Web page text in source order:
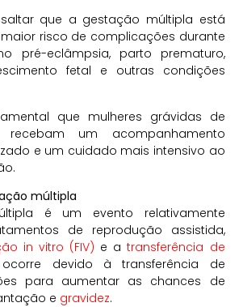
que a gestação múltipla está
risco de complicações durante
pré-eclâmpsia, parto prematuro,
fetal e outras condições
que mulheres grávidas de
recebam um acompanhamento
e um cuidado mais intensivo ao
múltipla
é um evento relativamente
de reprodução assistida,
in vitro (FIV) e a transferência de
devido à transferência de
para aumentar as chances de
e gravidez.